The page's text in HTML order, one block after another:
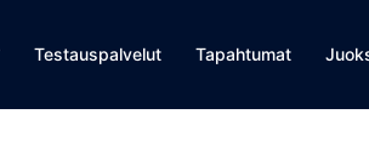
Testauspalvelut Tapahtumat